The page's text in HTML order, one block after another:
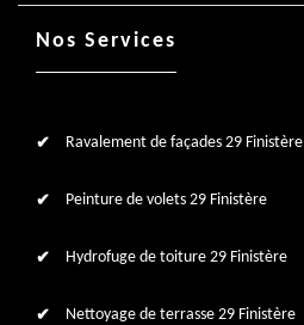
Nos Services
Ravalement de façades 29 Finistère
Peinture de volets 29 Finistère
Hydrofuge de toiture 29 Finistère
Nettoyage de terrasse 29 Finistère